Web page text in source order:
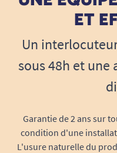
ET
Un
sous 48h et une
Garantie de 2 ans sur
condition d'une
L'usure naturelle du